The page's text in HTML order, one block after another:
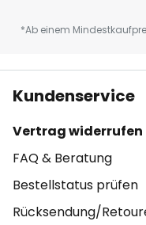
*Ab einem
Kundenservice
Vertrag widerrufen
FAQ & Beratung
Bestellstatus prüfen
Rücksendung/